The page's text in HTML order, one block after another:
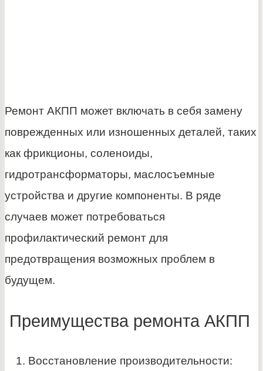
Ремонт АКПП может включать в себя замену
поврежденных или изношенных деталей, таких
как фрикционы, соленоиды,
гидротрансформаторы, маслосъемные
устройства и другие компоненты. В ряде
случаев может потребоваться
профилактический ремонт для
предотвращения возможных проблем в
будущем.
Преимущества ремонта АКПП
Восстановление производительности: